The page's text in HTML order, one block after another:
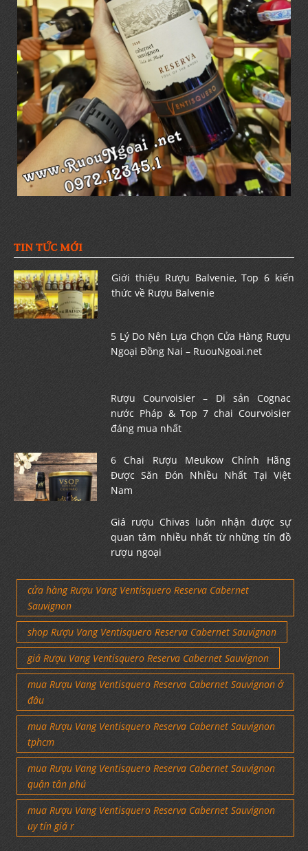
TIN TỨC MỚI
Giới thiệu Rượu Balvenie, Top 6 kiến
thức về Rượu Balvenie
5 Lý Do Nên Lựa Chọn Cửa Hàng Rượu
Ngoại Đồng Nai – RuouNgoai.net
Rượu Courvoisier – Di sản Cognac
nước Pháp & Top 7 chai Courvoisier
đáng mua nhất
6 Chai Rượu Meukow Chính Hãng
Được Săn Đón Nhiều Nhất Tại Việt
Nam
Giá rượu Chivas luôn nhận được sự
quan tâm nhiều nhất từ những tín đồ
rượu ngoại
cửa hàng Rượu Vang Ventisquero Reserva Cabernet
Sauvignon
shop Rượu Vang Ventisquero Reserva Cabernet Sauvignon
giá Rượu Vang Ventisquero Reserva Cabernet Sauvignon
mua Rượu Vang Ventisquero Reserva Cabernet Sauvignon ở
đâu
mua Rượu Vang Ventisquero Reserva Cabernet Sauvignon
tphcm
mua Rượu Vang Ventisquero Reserva Cabernet Sauvignon
quận tân phú
mua Rượu Vang Ventisquero Reserva Cabernet Sauvignon
uy tín giá r